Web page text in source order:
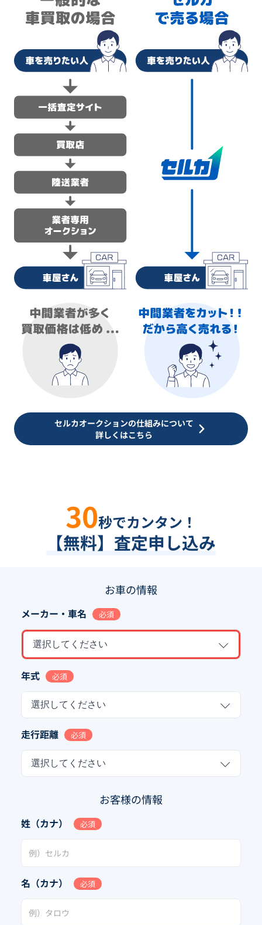
セルカオークションの仕組みについて
詳しくはこちら
30秒でカンタン！
【無料】査定申し込み
お車の情報
メーカー・車名 必須
選択してください
年式 必須
選択してください
走行距離 必須
選択してください
お客様の情報
姓（カナ） 必須
名（カナ） 必須